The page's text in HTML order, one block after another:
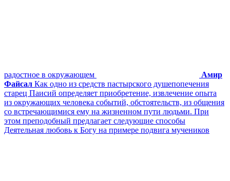
радостное в окружающем
Амир
Файсал Как одно из средств пастырского душепопечения
старец Паисий определяет приобретение, извлечение опыта
из окружающих человека событий, обстоятельств, из общения
со встречающимися ему на жизненном пути людьми. При
этом преподобный предлагает следующие способы
Деятельная любовь к Богу на примере подвига мучеников